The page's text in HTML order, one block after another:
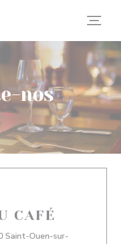
nos
CAFÉ
Saint-Ouen-sur-